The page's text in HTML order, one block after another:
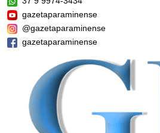
gazetaparaminense
@gazetaparaminense
gazetaparaminense